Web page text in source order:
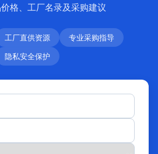
格、工厂名录及采购建议
工厂直供资源
专业采购指导
隐私安全保护